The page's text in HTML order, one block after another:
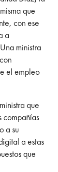
que
con ese
a
ministra
el empleo
que
compañías
a su
a estas
que